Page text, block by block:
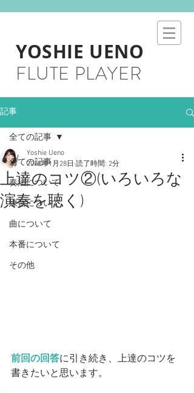
YOSHIE UENO
FLUTE PLAYER
記事
全ての記事
奏法について
練習について
曲について
本番について
その他
全ての記事
上達のコツ②(いろいろな
演奏を聴く)
Yoshie Ueno
2018年1月28日 読了時間: 2分
前回の回答に引き続き、上達のコツを
書きたいと思います。